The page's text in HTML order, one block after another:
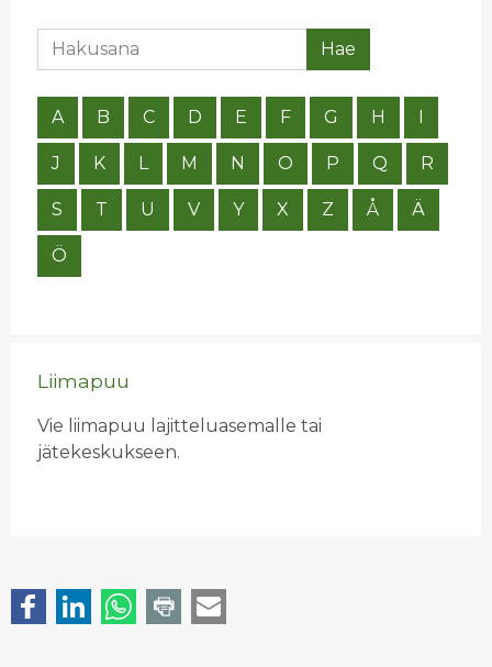
Hakusana Hae
A B C D E F G H I
J K L M N O P Q R
S T U V Y X Z Å Ä
Ö
Liimapuu
Vie liimapuu lajitteluasemalle tai
jätekeskukseen.